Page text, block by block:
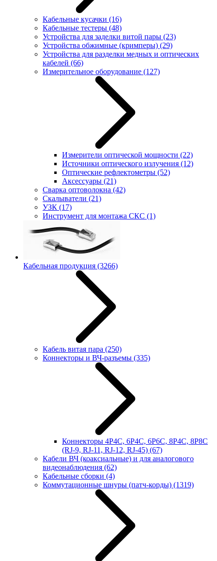
Кабельные кусачки (16)
Кабельные тестеры (48)
Устройства для заделки витой пары (23)
Устройства обжимные (кримперы) (29)
Устройства для разделки медных и оптических
кабелей (66)
Измерительное оборудование (127)
Измерители оптической мощности (22)
Источники оптического излучения (12)
Оптические рефлектометры (52)
Аксессуары (21)
Сварка оптоволокна (42)
Скалыватели (21)
УЗК (17)
Инструмент для монтажа СКС (1)
Кабельная продукция (3266)
Кабель витая пара (250)
Коннекторы и ВЧ-разъемы (335)
Коннекторы 4P4C, 6P4C, 6P6C, 8P4C, 8P8C
(RJ-9, RJ-11, RJ-12, RJ-45) (67)
Кабели ВЧ (коаксиальные) и для аналогового
видеонаблюдения (62)
Кабельные сборки (4)
Коммутационные шнуры (патч-корды) (1319)